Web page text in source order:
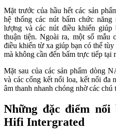
Mặt trước của hầu hết các sản
hệ thống các nút bấm chức
lượng và các nút điều khiển giúp
thuận tiện. Ngoài ra, một số mẫu
điều khiển từ xa giúp bạn có thể
mà không cần đến bấm trực tiếp tại
Mặt sau của các sản phẩm dòng
và các cổng kết nối loa, kết nối đa
âm thanh nhanh chóng nhờ các chú
Những đặc điểm nổi
Hifi Intergrated